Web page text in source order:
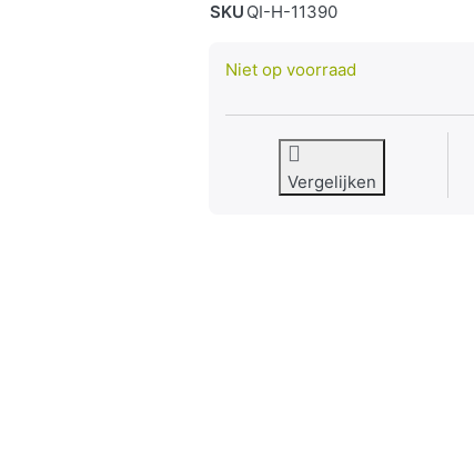
SKU QI-H-11390
Niet op voorraad
Vergelijken